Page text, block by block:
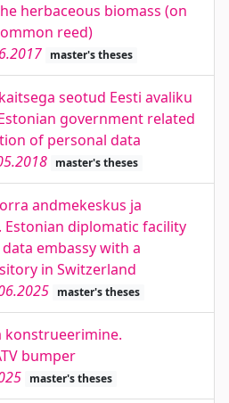
herbaceous biomass (on
reed)
master's theses
seotud Eesti avaliku
government related
of personal data
master's theses
andmekeskus ja
Estonian diplomatic facility
embassy with a
in Switzerland
master's theses
konstrueerimine.
bumper
master's theses